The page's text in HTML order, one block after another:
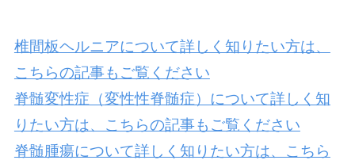
椎間板ヘルニアについて詳しく知りたい方は、
こちらの記事もご覧ください
脊髄変性症（変性性脊髄症）について詳しく知
りたい方は、こちらの記事もご覧ください
脊髄腫瘍について詳しく知りたい方は、こちら